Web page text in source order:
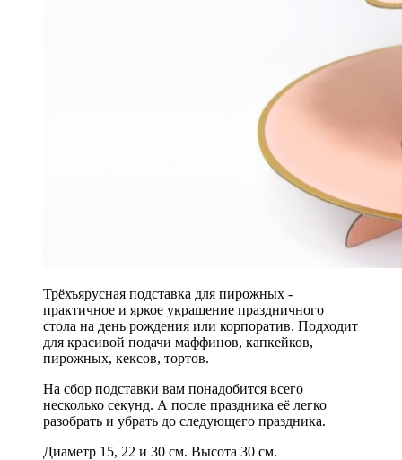
Трёхъярусная подставка для пирожных -
практичное и яркое украшение праздничного
стола на день рождения или корпоратив. Подходит
для красивой подачи маффинов, капкейков,
пирожных, кексов, тортов.
На сбор подставки вам понадобится всего
несколько секунд. А после праздника её легко
разобрать и убрать до следующего праздника.
Диаметр 15, 22 и 30 см. Высота 30 см.